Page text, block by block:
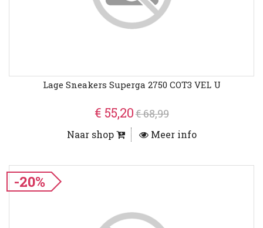
Lage Sneakers Superga 2750 COT3 VEL U
€ 55,20€ 68,99
Naar shop Meer info
-20%